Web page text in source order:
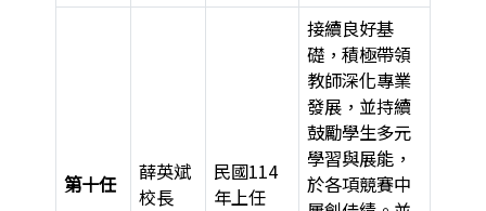
第十任
薛英斌
校長
民國114
年上任
接續良好基
礎，積極帶領
教師深化專業
發展，並持續
鼓勵學生多元
學習與展能，
於各項競賽中